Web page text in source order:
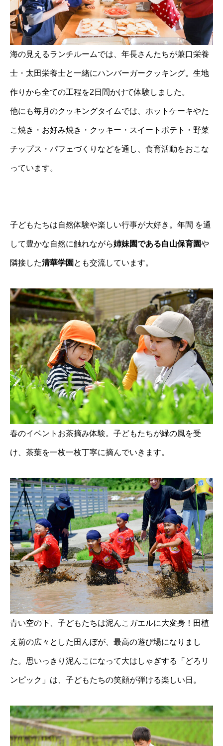
海の見えるランチルームでは、年長さんたちが兼口栄養
士・太田栄養士と一緒にハンバーガークッキング。生地
作りから全ての工程を2日間かけて体験しました。
他にも毎月のクッキングタイムでは、ホットケーキやた
こ焼き・お好み焼き・クッキー・スイートポテト・野菜
チップス・パフェづくりなどを通し、食育活動をおこな
っています。
子どもたちは自然体験や楽しい行事が大好き。年間 を通
して豊かな自然に触れながら姉妹園である白山保育園や
隣接した清華学園 とも交流しています。
春のイベントお茶摘み体験。子どもたちが緑の風を受
け、茶葉を一枚一枚丁寧に摘んでいきます。
青い空の下、子どもたちは泥んこガエルに大変身！田植
え前の広々とした田んぼが、最高の遊び場になりまし
た。思いっきり泥んこになって大はしゃぎする「どろリ
ンピック」は、子どもたちの笑顔が弾ける楽しい日。